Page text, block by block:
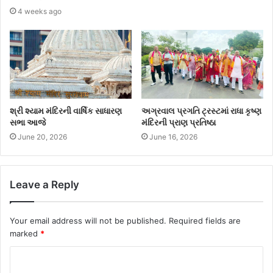
4 weeks ago
શ્રી શ્યામ મંદિરની વાર્ષિક સાધારણ
સભા આજે
June 20, 2026
અગ્રવાલ પ્રગતિ ટ્રસ્ટમાં રાધા કૃષ્ણ
મંદિરની પ્રાણ પ્રતિષ્ઠા
June 16, 2026
Leave a Reply
Your email address will not be published. Required fields are
marked *